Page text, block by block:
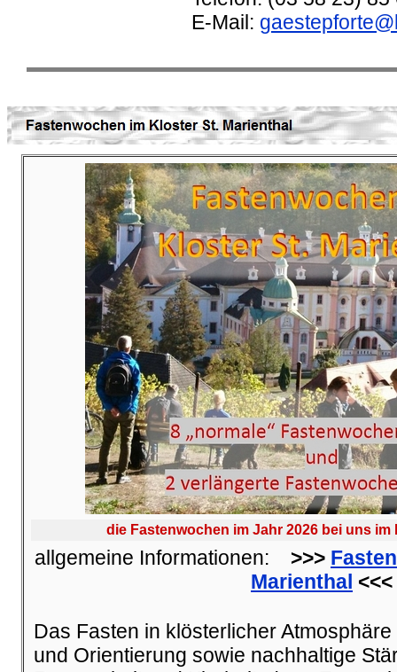
E-Mail:
die Fastenwochen im Jahr 2026 bei uns im
allgemeine Informationen: >>>
Marienthal <<<
Das Fasten in klösterlicher
und Orientierung sowie nachhaltige